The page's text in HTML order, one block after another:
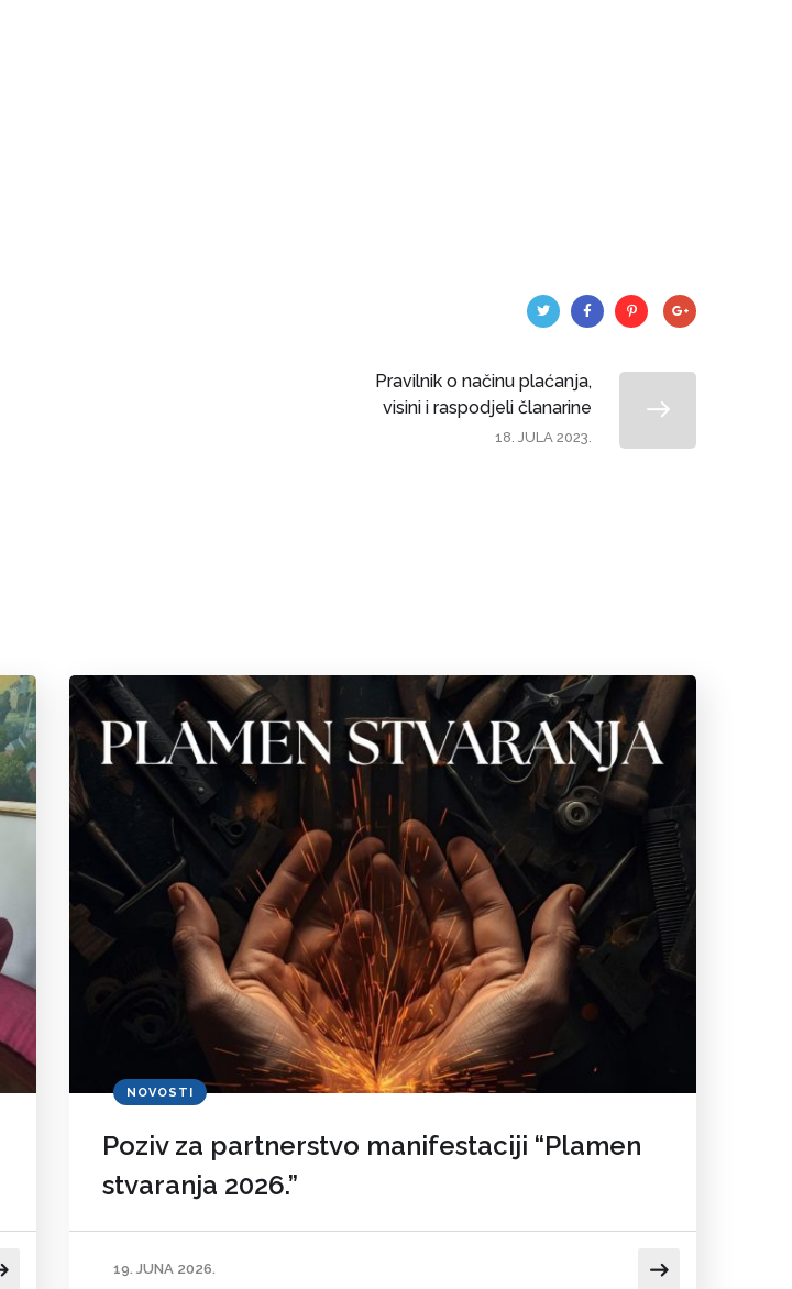
Pravilnik o načinu plaćanja,
visini i raspodjeli članarine
18. JULA 2023.
NOVOSTI
Poziv za partnerstvo manifestaciji “Plamen
stvaranja 2026.”
19. JUNA 2026.